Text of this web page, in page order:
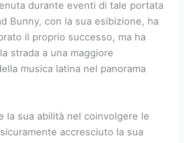
durante eventi di tale portata
Bunny, con la sua esibizione, ha
il proprio successo, ma ha
strada a una maggiore
musica latina nel panorama
la sua abilità nel coinvolgere le
accresciuto la sua